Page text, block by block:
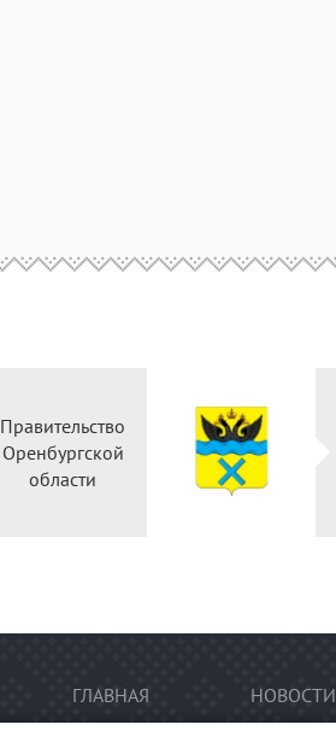
Правительство
Оренбургской
области
ГЛАВНАЯ НОВОСТИ